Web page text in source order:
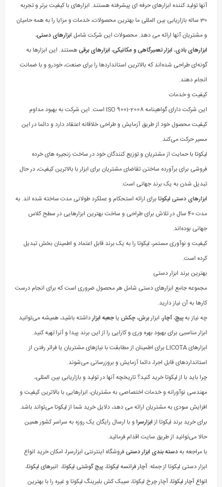
آنها تولید کننده ابزارهای حرفه ای پیشرفته هستند. ابزارهای با کیفیت برتر و تجربه
30 ساله بازاریابی بین المللی ما بهترین محصولات، خدمات و مزایا را به همه حامیان
و مشتریان آنها ارائه می دهد. محصولات این شرکت شامل ابزارهای دستی،
ابزارهای بادی، ابزار تعمیرگاهی و مکانیکی، ابزارهای برقیهستند. این ابزارها به
گونه‌ای طراحی شده‌اند که بالاترین استانداردها را برای صنعت، خودرو و با ضمانت
انجام دهند.
کیفیت و خدمات
این شرکت دارای گواهینامه ISO 9001-2008 است. این شرکت به بهبود مداوم
کیفیت محصول خود از طریق آزمایش و طراحی خلاقانه اعتقاد دارد و دائما در این
مسیر حرکت می‌کند.
لیکوتا با حمایت از مشتریان و توزیع کنندگان خود در ساخت زنجیره های خرده
فروشی برای برآورده ساختن تقاضای مشتریان برای ابزار با بالاترین کیفیت، در حال
تبدیل شدن به یک برند جهانی است.
ابزارهای دستی لیکوتابرای ارائه استحکام و عملکرد طولانی مدت ساخته شده اند. به
مدت 40 سال در تلاش برای طراحی و ساخت بهترین ابزارهایی در سطح کلاس
جهانی بوده‌اند.
کیفیت و نوآوری مستمر، لیکوتا را به یک برند قابل اعتماد و اطمینان بخش تبدیل
کرده است.
بهترین برند ابزار دستی
مجموعه جامع ابزارهای دستی شامل هر محصول ضروری است که برای انجام درست
کارها به آن نیاز دارید.
چه نیاز بهپیچ، آچار، ابزاربرش، چکش یاجعبه ابزارداشته باشید، همیشه می‌توانید
ابزار مناسبی برای بهبود بهره وری و کارایی را از این برند پیدا و آنرا تهیه کنید.
ابزارهای LICOTA برای اطمینان از مطابقت با نیازهای مشتریان یا فراتر رفتن از
استانداردهای قابل اجرا، دائما آزمایش و بروزرسانی می‌شوند.
چرا باید با از لیکوتا خرید کنید؟ تاریخچه آنها در تولید و بازاریابی بین المللی،
مهندسی نوآورانه و خدمات اختصاصی به مشتریان، ابزارهایی با بالاترین کیفیت و
افزایش سودی به مشتریان ارائه می دهد، دلایل خرید شما از لیکوتا می‌تواند باشد.
برای خرید برند لیکوتا ازابزارسرا و با ارسال رایگان یک روزه به سراسر کشور همین
حالا می‌توانید از طریق سایت اقدام فرمائید.
با مراجعه بهدسته بندی ابزار دستیفروشگاه اینترنتی ابزارسرا، امکان خرید انواع
ابزار دستی لیکوتا از جمله: آچار فرانسه لیکوتا، پیچ گوشتی لیکوتا، انبرهای لیکوتا،
انواع آچار لیکوتا، آچار چرخ لیکوتا، سیبک کش بلبرینگ لیکوتا و غیره را با بهترین